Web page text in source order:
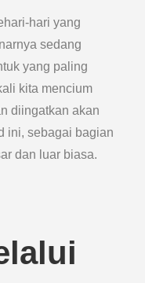
hari yang
sedang
yang paling
kita mencium
diingatkan akan
ini, sebagai bagian
dan luar biasa.